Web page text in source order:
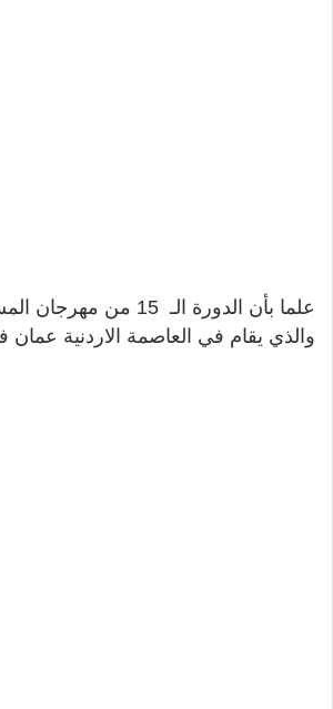
علما بأن الدورة الـ 15
والذي يقام في العاصمة الاردنية عمان في 6/6/